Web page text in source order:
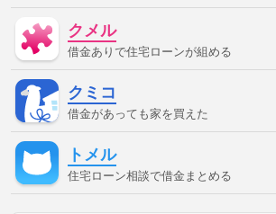
法
停止条件
譲渡
入札 全銀協 公序良俗
格
額
分筆登記
法
原状回復義務
法
取消権 合意解除 合筆登記
税
不適合責任
審査に通った方法
分
建ぺい率 建物 建物買取請求権
準法
建築確認 弁済 弁護士
クメル
借金ありで住宅ローンが組める
クミコ
借金があっても家を買えた
トメル
住宅ローン相談で借金まとめる